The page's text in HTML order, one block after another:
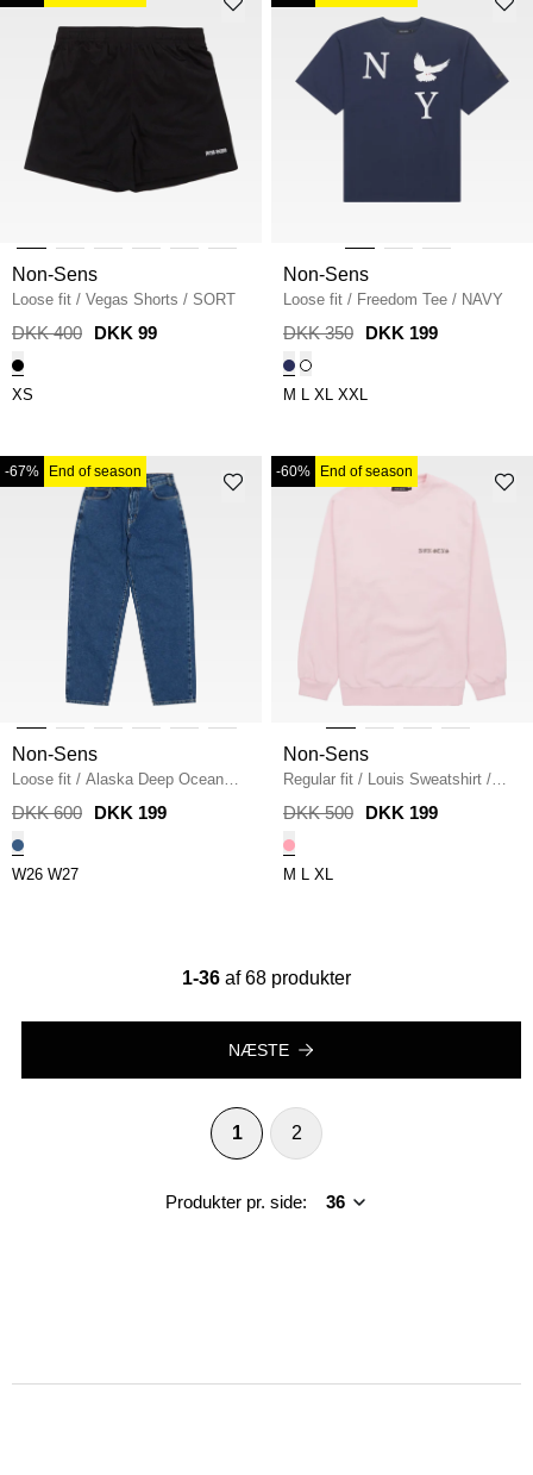
Non-Sens
Loose fit / Vegas Shorts / SORT
DKK 400 DKK 99
XS
Non-Sens
Loose fit / Freedom Tee / NAVY
DKK 350 DKK 199
M L XL XXL
-67% End of season
Non-Sens
Loose fit / Alaska Deep Ocean
Blue Jeans
/ DENIM
DKK 600 DKK 199
W26 W27
-60% End of season
Non-Sens
Regular fit / Louis Sweatshirt /
L.RED
DKK 500 DKK 199
M L XL
1-36 af 68 produkter
NÆSTE
1 2
Produkter pr. side: